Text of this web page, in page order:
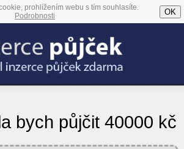
prohlížením webu s tím souhlasíte.
Podrobnosti
OK
bych půjčit 40000 kč